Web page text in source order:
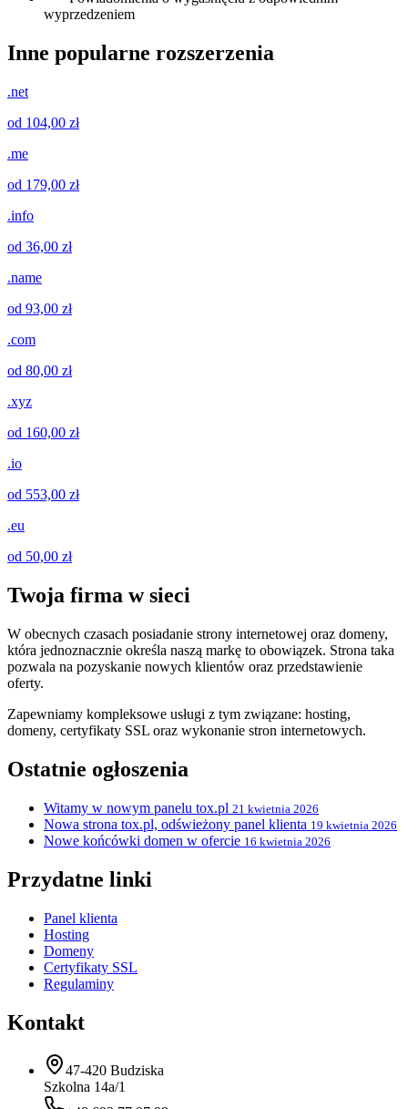
wyprzedzeniem
Inne popularne rozszerzenia
.net
od 104,00 zł
.me
od 179,00 zł
.info
od 36,00 zł
.name
od 93,00 zł
.com
od 80,00 zł
.xyz
od 160,00 zł
.io
od 553,00 zł
.eu
od 50,00 zł
Twoja firma w sieci
W obecnych czasach posiadanie strony internetowej oraz domeny,
która jednoznacznie określa naszą markę to obowiązek. Strona taka
pozwala na pozyskanie nowych klientów oraz przedstawienie
oferty.
Zapewniamy kompleksowe usługi z tym związane: hosting,
domeny, certyfikaty SSL oraz wykonanie stron internetowych.
Ostatnie ogłoszenia
Witamy w nowym panelu tox.pl 21 kwietnia 2026
Nowa strona tox.pl, odświeżony panel klienta 19 kwietnia 2026
Nowe końcówki domen w ofercie 16 kwietnia 2026
Przydatne linki
Panel klienta
Hosting
Domeny
Certyfikaty SSL
Regulaminy
Kontakt
47-420 Budziska
Szkolna 14a/1